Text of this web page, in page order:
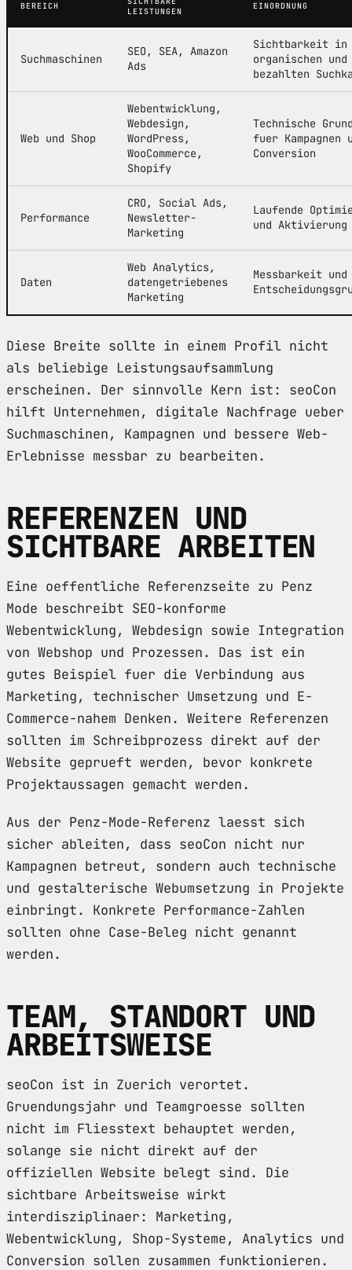
BEREICH
LEISTUNGEN
EINORDNUNG
Suchmaschinen
SEO, SEA, Amazon
Ads
Sichtbarkeit in
organischen und
bezahlten
Web und Shop
Webentwicklung,
Webdesign,
WordPress,
WooCommerce,
Shopify
Technische
fuer Kampagnen
Conversion
Performance
CRO, Social Ads,
Newsletter-
Marketing
Laufende
und Aktivierung
Daten
Web Analytics,
datengetriebenes
Marketing
Messbarkeit und
Diese Breite sollte in einem Profil nicht
als beliebige Leistungsaufsammlung
erscheinen. Der sinnvolle Kern ist: seoCon
hilft Unternehmen, digitale Nachfrage ueber
Suchmaschinen, Kampagnen und bessere Web-
Erlebnisse messbar zu bearbeiten.
REFERENZEN UND
SICHTBARE ARBEITEN
Eine oeffentliche Referenzseite zu Penz
Mode beschreibt SEO-konforme
Webentwicklung, Webdesign sowie Integration
von Webshop und Prozessen. Das ist ein
gutes Beispiel fuer die Verbindung aus
Marketing, technischer Umsetzung und E-
Commerce-nahem Denken. Weitere Referenzen
sollten im Schreibprozess direkt auf der
Website geprueft werden, bevor konkrete
Projektaussagen gemacht werden.
Aus der Penz-Mode-Referenz laesst sich
sicher ableiten, dass seoCon nicht nur
Kampagnen betreut, sondern auch technische
und gestalterische Webumsetzung in Projekte
einbringt. Konkrete Performance-Zahlen
sollten ohne Case-Beleg nicht genannt
werden.
TEAM, STANDORT UND
ARBEITSWEISE
seoCon ist in Zuerich verortet.
Gruendungsjahr und Teamgroesse sollten
nicht im Fliesstext behauptet werden,
solange sie nicht direkt auf der
offiziellen Website belegt sind. Die
sichtbare Arbeitsweise wirkt
interdisziplinaer: Marketing,
Webentwicklung, Shop-Systeme, Analytics und
Conversion sollen zusammen funktionieren.